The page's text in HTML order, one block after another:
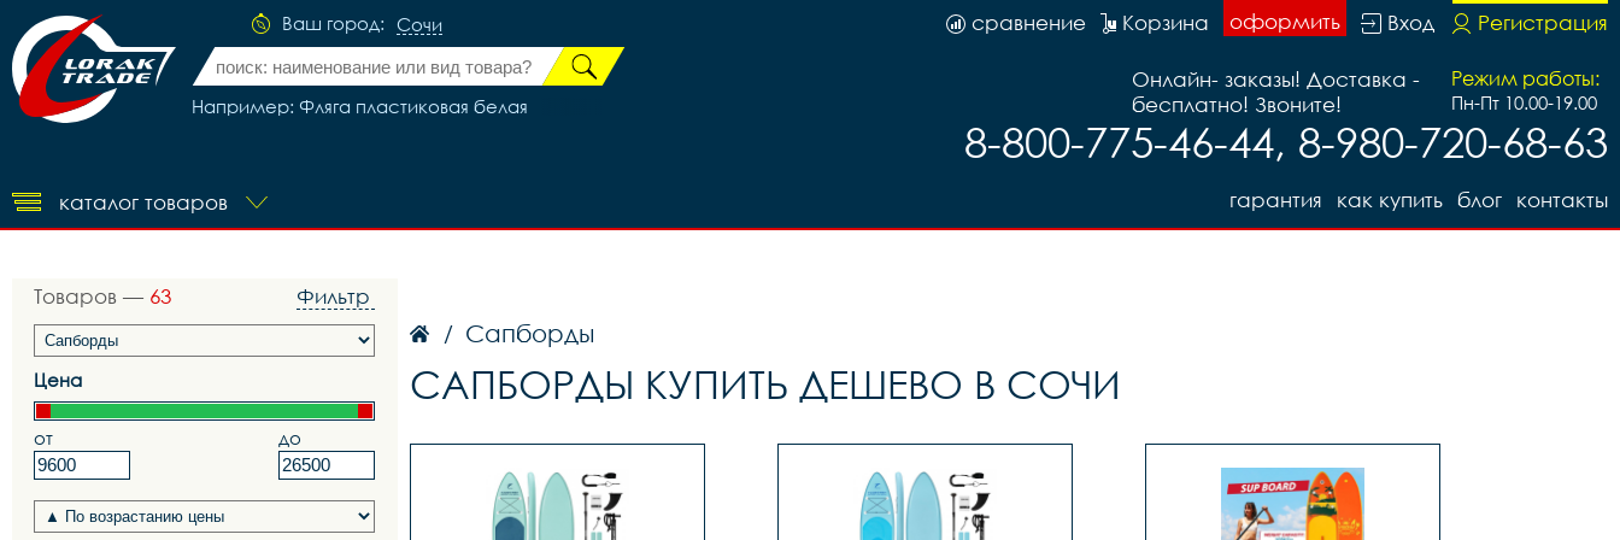
Ваш город: Сочи
Например: Фляга пластиковая белая
Регистрация
Вход
оформить
Корзина
сравнение
Режим работы:
Пн-Пт 10.00-19.00
Онлайн- заказы! Доставка -
бесплатно! Звоните!
8-800-775-46-44, 8-980-720-68-63
каталог товаров контакты
блог
как купить
гарантия
Товаров — 63 Фильтр
Цена
от до
/ Сапборды
САПБОРДЫ КУПИТЬ ДЕШЕВО В СОЧИ